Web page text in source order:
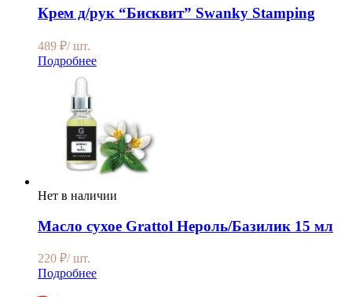
Крем д/рук “Бисквит” Swanky Stamping
489 ₽/ шт.
Подробнее
Нет в наличии
Масло сухое Grattol Нероль/Базилик 15 мл
220 ₽/ шт.
Подробнее